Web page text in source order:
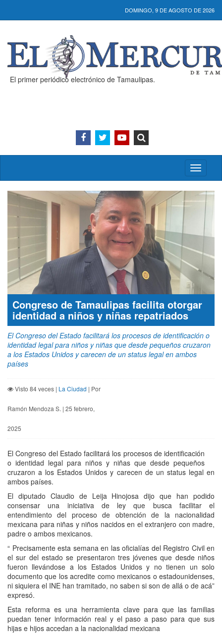
DOMINGO, 9 DE AGOSTO DE 2026
El primer periódico electrónico de Tamaulipas.
Activar/
menú
Congreso de Tamaulipas facilita otorgar
identidad a niños y niñas repatriados
El Congreso del Estado facilitará los procesos de identificación o
identidad legal para niños y niñas que desde pequeños cruzaron
a los Estados Unidos y carecen de un status legal en ambos
países
Visto 84 veces | La Ciudad | Por
Ramón Mendoza S. | 25 febrero,
2025
El Congreso del Estado facilitará los procesos de identificación
o identidad legal para niños y niñas que desde pequeños
cruzaron a los Estados Unidos y carecen de un status legal en
ambos países.
El diputado Claudio de Leija Hinojosa dijo que han podido
consensar una iniciativa de ley que busca facilitar el
entendimiento del proceso de obtención de la nacionalidad
mexicana para niñas y niños nacidos en el extranjero con madre,
padre o ambos mexicanos.
“ Precisamente esta semana en las oficialías del Registro Civil en
el sur del estado se presentaron tres jóvenes que desde niños
fueron llevándose a los Estados Unidos y no tienen un solo
documento que los acredite como mexicanos o estadounidenses,
ni siquiera el INE han tramitado, no saben si son de allá o de acá”
expresó.
Esta reforma es una herramienta clave para que las familias
puedan tener información real y el paso a paso para que sus
hijas e hijos accedan a la nacionalidad mexicana